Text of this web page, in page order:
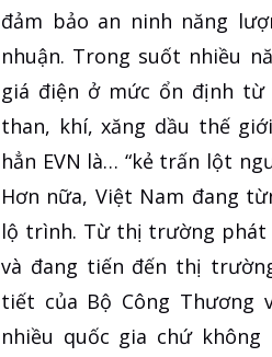
đảm bảo an ninh năng
nhuận. Trong suốt nhiều
giá điện ở mức ổn định từ
than, khí, xăng dầu thế
hẳn EVN là… “kẻ trấn lột
Hơn nữa, Việt Nam đang
lộ trình. Từ thị trường phát
và đang tiến đến thị
tiết của Bộ Công
nhiều quốc gia chứ không